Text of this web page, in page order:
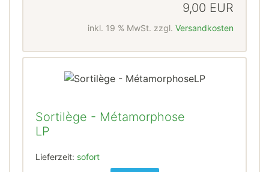
9,00 EUR
inkl. 19 % MwSt. zzgl. Versandkosten
Sortilège - Métamorphose
LP
Lieferzeit: sofort